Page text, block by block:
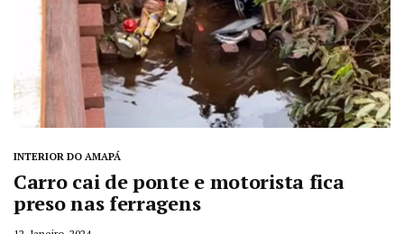
INTERIOR DO AMAPÁ
Carro cai de ponte e motorista fica
preso nas ferragens